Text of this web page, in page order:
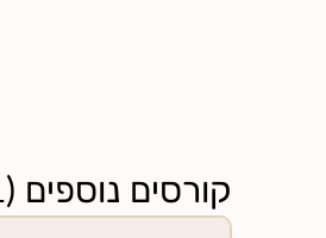
קורסים נוספים (